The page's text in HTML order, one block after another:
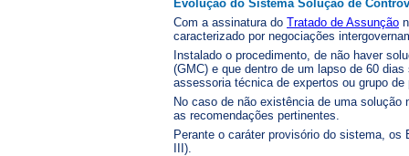
Evolução do Sistema Solução de
Com a assinatura do Tratado de Assunção
caracterizado por negociações
Instalado o procedimento, de não haver
(GMC) e que dentro de um lapso de 60
assessoria técnica de expertos ou grupo de
No caso de não existência de uma
as recomendações pertinentes.
Perante o caráter provisório do sistema,
III).